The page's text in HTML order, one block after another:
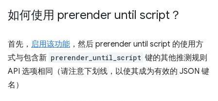
如何使用 prerender until script ？
首先， 启用该功能 ，然后 prerender until script 的使用方
式与包含新 prerender_until_script 键的其他推测规则
API 选项相同（请注意下划线，以使其成为有效的 JSON 键
名）